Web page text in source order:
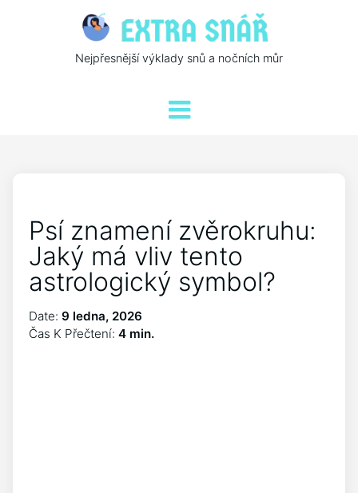
Nejpřesnější výklady snů a nočních můr
Psí znamení zvěrokruhu:
Jaký má vliv tento
astrologický symbol?
Date: 9 ledna, 2026
Čas K Přečtení: 4 min.